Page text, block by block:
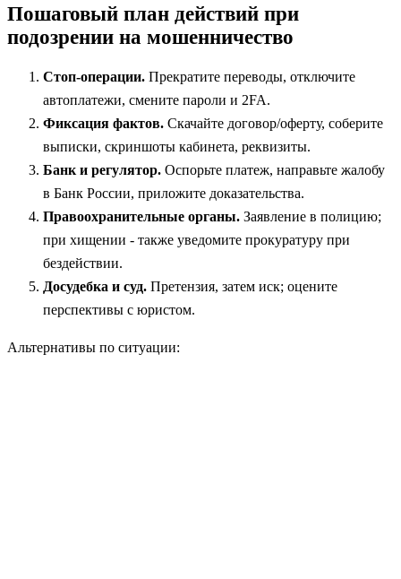
Пошаговый план действий при
подозрении на мошенничество
Стоп-операции. Прекратите переводы, отключите
автоплатежи, смените пароли и 2FA.
Фиксация фактов. Скачайте договор/оферту, соберите
выписки, скриншоты кабинета, реквизиты.
Банк и регулятор. Оспорьте платеж, направьте жалобу
в Банк России, приложите доказательства.
Правоохранительные органы. Заявление в полицию;
при хищении - также уведомите прокуратуру при
бездействии.
Досудебка и суд. Претензия, затем иск; оцените
перспективы с юристом.
Альтернативы по ситуации: